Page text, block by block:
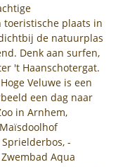
toeristische plaats in
de natuurplas
Denk aan surfen,
't Haanschotergat.
Veluwe is een
een dag naar
in Arnhem,
-
Aqua